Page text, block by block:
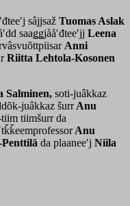
sâjjsaž Tuomas Aslak
saaǥǥjååʹđteeʹjj Leena
Anni
Riitta Lehtola-Kosonen
Salminen, soti-juâkkaz
juâkkaz šurrAnu
tiimšurr da
Anu
da plaaneeʹj Niila